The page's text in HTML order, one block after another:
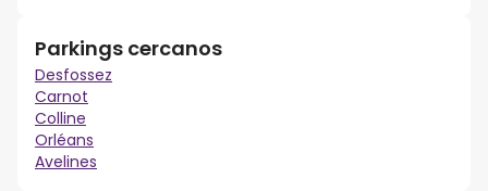
Parkings cercanos
Desfossez
Carnot
Colline
Orléans
Avelines